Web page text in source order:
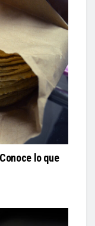
lo que